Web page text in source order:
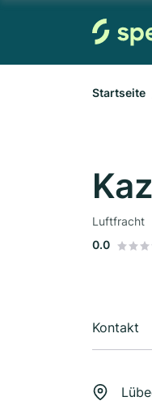
Startseite
Luftfracht
0.0
Kontakt